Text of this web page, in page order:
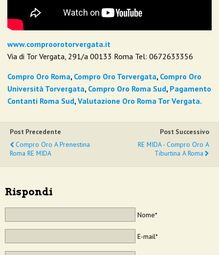
www.comproorotorvergata.it
Via di Tor Vergata, 291/a 00133 Roma Tel: 0672633356
Compro Oro Roma, Compro Oro Torvergata, Compro Oro
Università Torvergata, Compro Oro Roma Sud, Pagamento
Contanti Roma Sud, Valutazione Oro Roma Tor Vergata.
Post Precedente
Compro Oro A Prenestina
Roma RE MIDA
Post Successivo
RE MIDA - Compro Oro A
Tiburtina A Roma
Rispondi
Nome*
E-mail*